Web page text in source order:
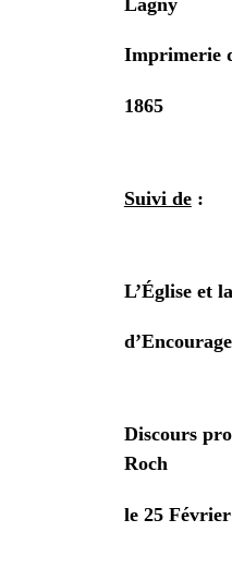
Imprimerie
1865
Suivi de:
L’Église et
Discours
Roch
le 25